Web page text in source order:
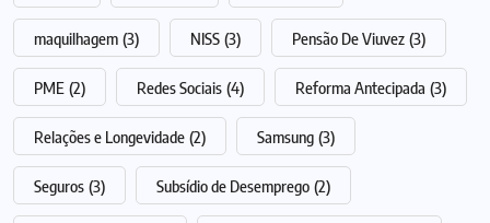
maquilhagem (3) NISS (3) Pensão De Viuvez (3)
PME (2) Redes Sociais (4) Reforma Antecipada (3)
Relações e Longevidade (2) Samsung (3)
Seguros (3) Subsídio de Desemprego (2)